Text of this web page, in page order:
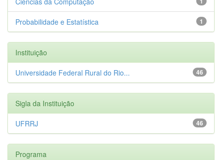
1
Probabilidade e Estatística
Instituição
46
Universidade Federal Rural do Rio...
Sigla da Instituição
46
UFRRJ
Programa